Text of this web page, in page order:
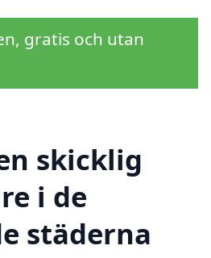
gratis och utan
skicklig
i de
städerna